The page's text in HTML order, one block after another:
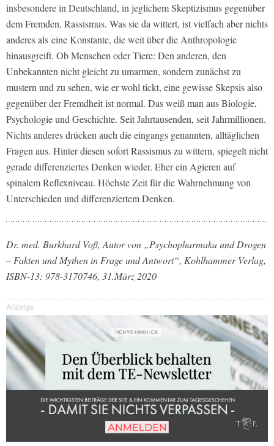
insbesondere in Deutschland, in jeglichem Skeptizismus gegenüber
dem Fremden, Rassismus. Was sie da wittert, ist vielfach aber nichts
anderes als eine Konstante, die weit über die Anthropologie
hinausgreift. Ob Menschen oder Tiere: Den anderen, den
Unbekannten nicht gleicht zu umarmen, sondern zunächst zu
mustern und zu sehen, wie er wohl tickt, eine gewisse Skepsis also
gegenüber der Fremdheit ist normal. Das weiß man aus Biologie,
Psychologie und Geschichte. Seit Jahrtausenden, seit Jahrmillionen.
Nichts anderes drücken auch die eingangs genannten, alltäglichen
Fragen aus. Hinter diesen sofort Rassismus zu wittern, spiegelt nicht
gerade differenziertes Denken wieder. Eher ein Agieren auf
spinalem Reflexniveau. Höchste Zeit für die Wahrnehmung von
Unterschieden und differenziertem Denken.
Dr. med. Burkhard Voß, Autor von „Psychopharmaka und Drogen
– Fakten und Mythen in Frage und Antwort“, Kohlhammer Verlag,
ISBN-13: 978-3170746, 31.März 2020
Anzeige